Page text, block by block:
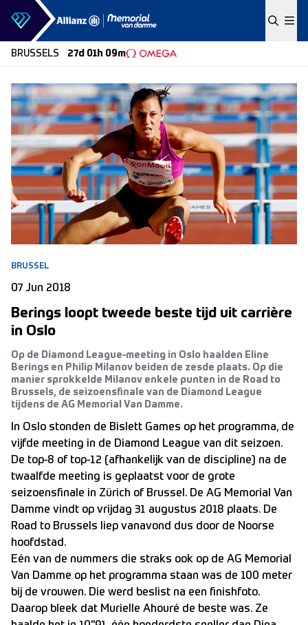
Skip to content
BRUSSELS 27d 01h 09m
BRUSSEL
07 Jun 2018
Berings loopt tweede beste tijd uit carrière
in Oslo
Op de Diamond League-meeting in Oslo haalden Eline
Berings en Philip Milanov beiden de zesde plaats. Op die
manier sprokkelde Milanov enkele punten in de Road to
Brussels, de seizoensfinale van de Diamond League
tijdens de AG Memorial Van Damme.
In Oslo stonden de Bislett Games op het programma, de
vijfde meeting in de Diamond League van dit seizoen.
De top-8 of top-12 (afhankelijk van de discipline) na de
twaalfde meeting is geplaatst voor de grote
seizoensfinale in Zürich of Brussel. De AG Memorial Van
Damme vindt op vrijdag 31 augustus 2018 plaats. De
Road to Brussels liep vanavond dus door de Noorse
hoofdstad.
Eén van de nummers die straks ook op de AG Memorial
Van Damme op het programma staan was de 100 meter
bij de vrouwen. Die werd beslist na een finishfoto.
Daarop bleek dat Murielle Ahouré de beste was. Ze